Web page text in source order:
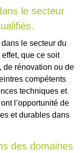
le secteur
le secteur du
que ce soit
de rénovation ou de
compétents
techniques et
l’opportunité de
et durables dans
des domaines